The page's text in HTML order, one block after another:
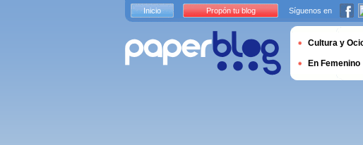
Inicio Propón tu blog Síguenos en
Cultura y
En Femenino